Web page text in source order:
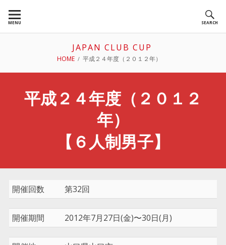
MENU SEARCH
JAPAN CLUB CUP
BREADCRUMBS
HOME 平成２４年度（２０１２年）
平成２４年度（２０１２
年）
【６人制男子】
開催回数 第32回
開催期間 2012年7月27日(金)〜30日(月)